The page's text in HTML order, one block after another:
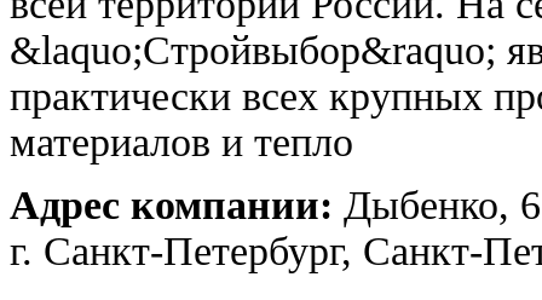
&laquo;Стройвыбор&raquo;
практически всех крупных
материалов и тепло
Адрес компании: Дыбенко,
г. Санкт-Петербург, Санкт-